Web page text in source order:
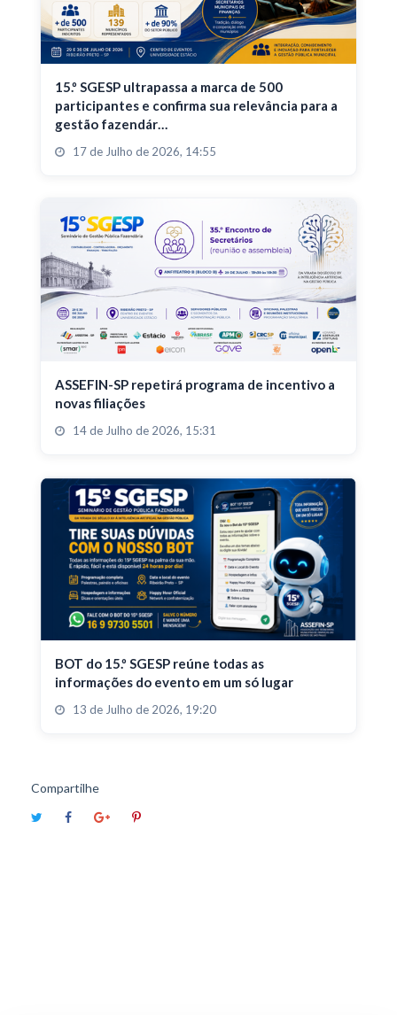
15.º SGESP ultrapassa a marca de 500
participantes e confirma sua relevância para a
gestão fazendár…
17 de Julho de 2026, 14:55
ASSEFIN-SP repetirá programa de incentivo a
novas filiações
14 de Julho de 2026, 15:31
BOT do 15.º SGESP reúne todas as
informações do evento em um só lugar
13 de Julho de 2026, 19:20
Compartilhe